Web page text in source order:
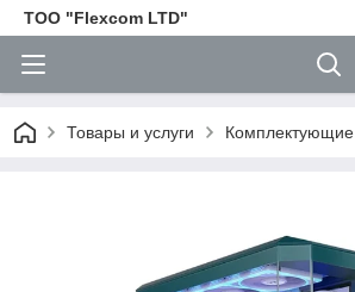
ТОО "Flexcom LTD"
Товары и услуги Комплектующие